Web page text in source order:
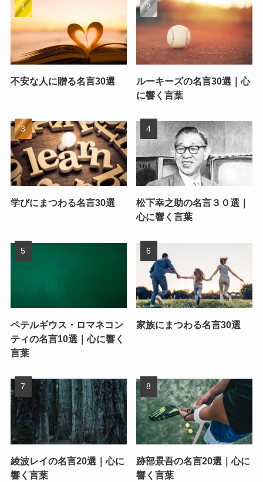
不安な人に贈る名言30選
ルーキーズの名言30選｜心
に響く言葉
学びにまつわる名言30選
松下幸之助の名言３０選｜
心に響く言葉
ペテルギウス・ロマネコン
ティの名言10選｜心に響く
言葉
家族にまつわる名言30選
綾波レイの名言20選｜心に
響く言葉
跡部景吾の名言20選｜心に
響く言葉